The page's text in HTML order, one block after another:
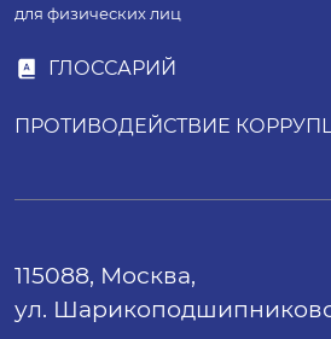
для физических лиц
ГЛОССАРИЙ
ПРОТИВОДЕЙСТВИЕ
115088, Москва,
ул.